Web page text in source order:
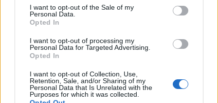
consent section.
I want to opt-out of the Sale of my
Personal Data.
Opted In
I want to opt-out of processing my
Personal Data for Targeted Advertising.
Opted In
I want to opt-out of Collection, Use,
Retention, Sale, and/or Sharing of my
Personal Data that Is Unrelated with the
Purposes for which it was collected.
οδηγίες για τη διαχείριση και αντιμετώπιση της
νόσου.
Λέβος: Αύριο στο νησί κλιμάκιο του
Αύριο μεταβαίνει στη Λέσβοκλιμάκιο του ΥΠΑΑΤ